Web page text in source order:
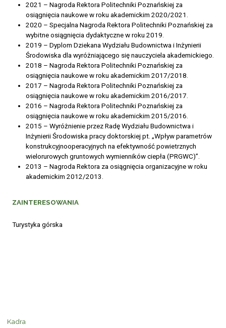
2021 – Nagroda Rektora Politechniki Poznańskiej za
osiągnięcia naukowe w roku akademickim 2020/2021.
2020 – Specjalna Nagroda Rektora Politechniki Poznańskiej za
wybitne osiągnięcia dydaktyczne w roku 2019.
2019 – Dyplom Dziekana Wydziału Budownictwa i Inżynierii
Środowiska dla wyróżniającego się nauczyciela akademickiego.
2018 – Nagroda Rektora Politechniki Poznańskiej za
osiągnięcia naukowe w roku akademickim 2017/2018.
2017 – Nagroda Rektora Politechniki Poznańskiej za
osiągnięcia naukowe w roku akademickim 2016/2017.
2016 – Nagroda Rektora Politechniki Poznańskiej za
osiągnięcia naukowe w roku akademickim 2015/2016.
2015 – Wyróżnienie przez Radę Wydziału Budownictwa i
Inżynierii Środowiska pracy doktorskiej pt. „Wpływ parametrów
konstrukcyjnooperacyjnych na efektywność powietrznych
wielorurowych gruntowych wymienników ciepła (PRGWC)”.
2013 – Nagroda Rektora za osiągnięcia organizacyjne w roku
akademickim 2012/2013.
ZAINTERESOWANIA
Turystyka górska
Kadra